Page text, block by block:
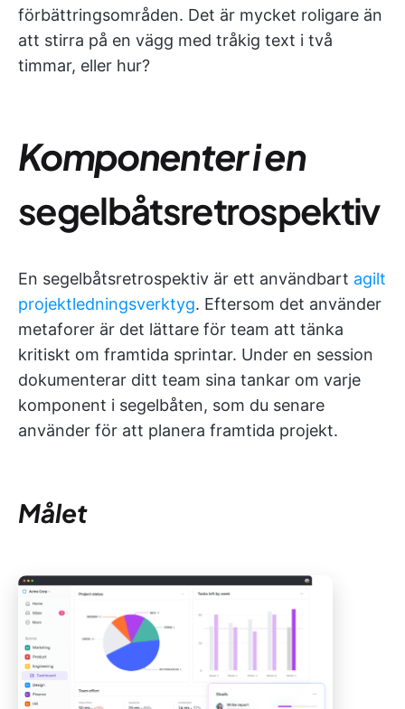
förbättringsområden. Det är mycket roligare än
att stirra på en vägg med tråkig text i två
timmar, eller hur?
Komponenter i en
segelbåtsretrospektiv
En segelbåtsretrospektiv är ett användbart agilt
projektledningsverktyg. Eftersom det använder
metaforer är det lättare för team att tänka
kritiskt om framtida sprintar. Under en session
dokumenterar ditt team sina tankar om varje
komponent i segelbåten, som du senare
använder för att planera framtida projekt.
Målet